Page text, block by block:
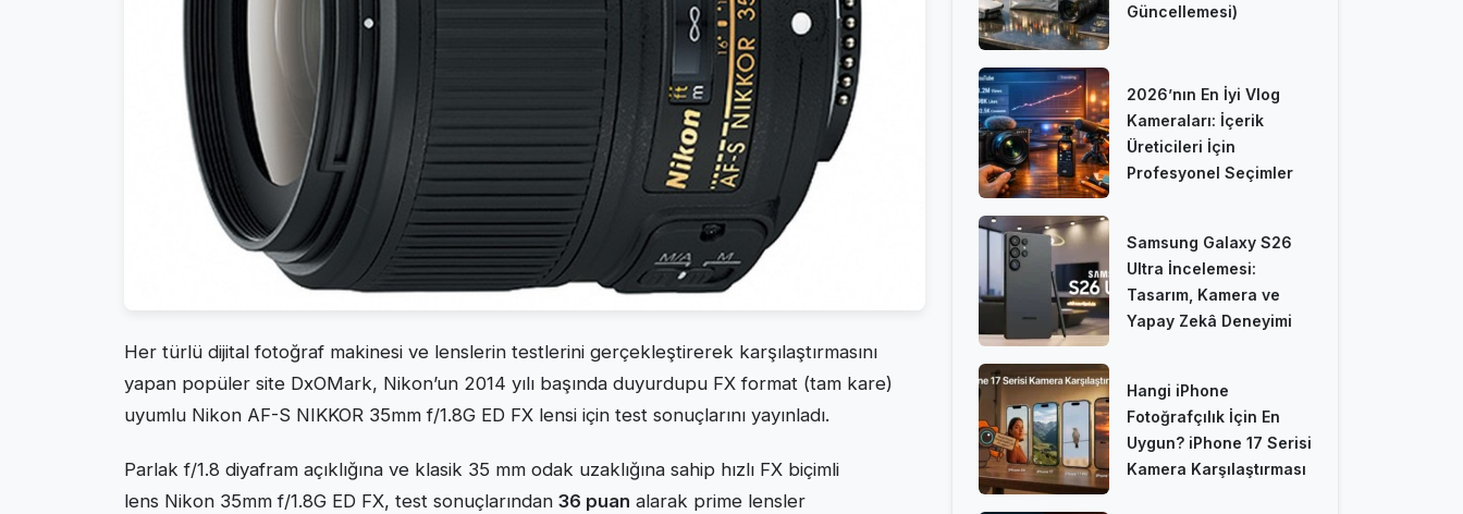
Her türlü dijital fotoğraf makinesi ve lenslerin testlerini gerçekleştirerek karşılaştırmasını
yapan popüler site DxOMark, Nikon’un 2014 yılı başında duyurdupu FX format (tam kare)
uyumlu Nikon AF-S NIKKOR 35mm f/1.8G ED FX lensi için test sonuçlarını yayınladı.
Parlak f/1.8 diyafram açıklığına ve klasik 35 mm odak uzaklığına sahip hızlı FX biçimli
lens Nikon 35mm f/1.8G ED FX, test sonuçlarından 36 puan alarak prime lensler
Güncellemesi)
2026’nın En İyi Vlog
Kameraları: İçerik
Üreticileri İçin
Profesyonel Seçimler
Samsung Galaxy S26
Ultra İncelemesi:
Tasarım, Kamera ve
Yapay Zekâ Deneyimi
Hangi iPhone
Fotoğrafçılık İçin En
Uygun? iPhone 17 Serisi
Kamera Karşılaştırması